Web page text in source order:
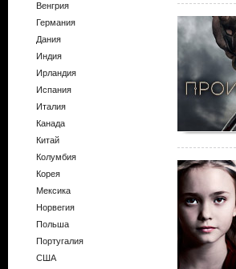
Венгрия
Германия
Дания
Индия
Ирландия
Испания
Италия
Канада
Китай
Колумбия
Корея
Мексика
Норвегия
Польша
Португалия
США